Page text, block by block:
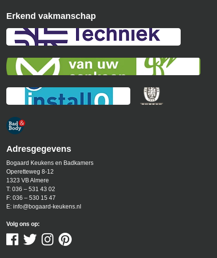
Erkend vakmanschap
Adresgegevens
Bogaard Keukens en Badkamers
Operetteweg 8-12
1323 VB Almere
T:036 – 531 43 02
F:036 – 530 15 47
E:info@bogaard-keukens.nl
Volg ons op: